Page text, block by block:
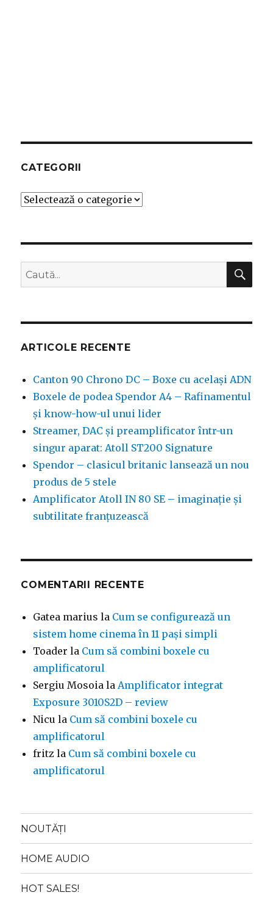
CATEGORII
Categorii
Caută
după:
ARTICOLE RECENTE
Canton 90 Chrono DC – Boxe cu același ADN
Boxele de podea Spendor A4 – Rafinamentul
și know-how-ul unui lider
Streamer, DAC și preamplificator într-un
singur aparat: Atoll ST200 Signature
Spendor – clasicul britanic lansează un nou
produs de 5 stele
Amplificator Atoll IN 80 SE – imaginație și
subtilitate franțuzească
COMENTARII RECENTE
Gatea marius la Cum se configurează un
sistem home cinema în 11 pași simpli
Toader la Cum să combini boxele cu
amplificatorul
Sergiu Mosoia laAmplificator integrat
Exposure 3010S2D – review
Nicu la Cum să combini boxele cu
amplificatorul
fritz la Cum să combini boxele cu
amplificatorul
NOUTĂȚI
HOME AUDIO
HOT SALES!